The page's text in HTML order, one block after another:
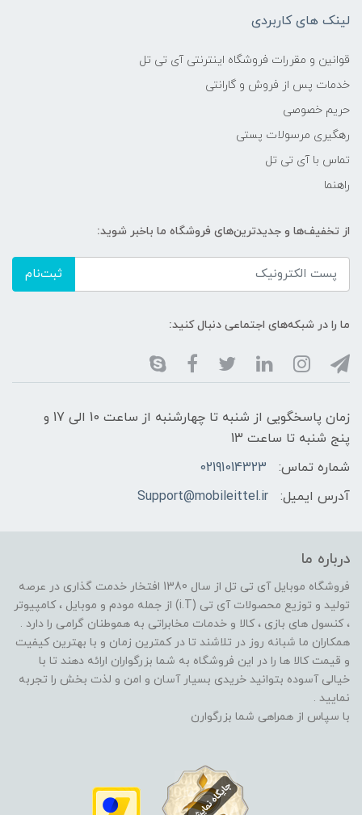
لینک های کاربردی
قوانین و مقررات فروشگاه اینترنتی آی تی تل
خدمات پس از فروش و گارانتی
حریم خصوصی
رهگیری مرسولات پستی
تماس با آی تی تل
راهنما
از تخفیف‌ها و جدیدترین‌های فروشگاه ما باخبر شوید:
ثبت‌نام
ما را در شبکه‌های اجتماعی دنبال کنید:
زمان پاسخگویی از شنبه تا چهارشنبه از ساعت 10 الی 17 و
پنج شنبه تا ساعت 13
شماره تماس:
02191014323
آدرس ایمیل:
Support@mobileittel.ir
درباره ما
فروشگاه موبایل آی تی تل از سال 1380 افتخار خدمت گذاری در عرصه
تولید و توزیع محصولات آی تی (i.T) از جمله مودم و موبایل ، کامپیوتر
، کنسول های بازی ، کالا و خدمات مخابراتی به هموطنان گرامی را دارد .
همکاران ما شبانه روز در تلاشند تا در کمترین زمان و با بهترین کیفیت
و قیمت کالا ها را در این فروشگاه به شما بزرگواران ارائه دهند تا با
خیالی آسوده بتوانید خریدی بسیار آسان و امن و لذت بخش را تجربه
نمایید .
با سپاس از همراهی شما بزرگوارن